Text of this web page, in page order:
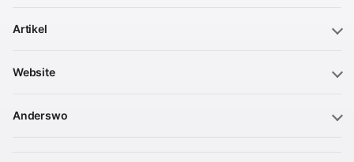
Artikel
Website
Anderswo